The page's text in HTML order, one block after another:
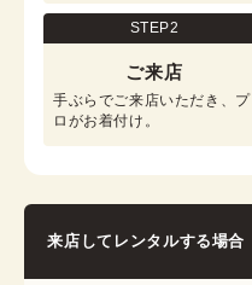
STEP2
ご来店
手ぶらでご来店いただき、プ
ロがお着付け。
来店してレンタルする場合